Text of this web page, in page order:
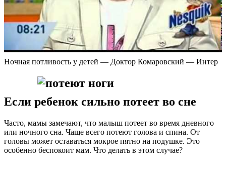
Ночная потливость у детей — Доктор Комаровский — Интер
Если ребенок сильно потеет во сне
Часто, мамы замечают, что малыш потеет во время дневного
или ночного сна. Чаще всего потеют голова и спина. От
головы может оставаться мокрое пятно на подушке. Это
особенно беспокоит мам. Что делать в этом случае?